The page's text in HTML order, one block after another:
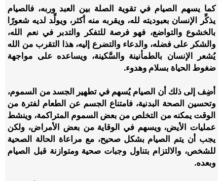
كما يسهم الصيام في تقوية الصلة بين العبد وربه، فالصيام
يذكِّر الإنسان بعبوديته لله، ويقربه منه أكثر، ويولِّد لديه شعورًا
بالخشوع والتواضع، فهو فرصة للتفكر والتدبر في نعم الله،
والشكر على فضله، والدعاء والتضرع إليه، هذا التقرب من الله
يُشعر الإنسان بالطمأنينة والسَّكينة، ويساعده على مواجهة
ضغوط الحياة بسلام وهدوء.
أضِف إلى ذلك أن الصيام يُسهم في تطهير الجسد من السموم،
وتحسين الصحة البدنية، فامتناع الجسم عن الطعام لفترة من
الوقت يمكنه من التخلص من بعض السموم المتراكمة، وينشط
عمليات الأيض، ويسهم في الوقاية من بعض الأمراض، ولكن
يجب أن يتم الصيام بشكل صحيح، مع مراعاة الحالة الصحية
للشخص، والالتزام بتناول وجبات صحية ومتوازنة قبل الصيام
وبعده.